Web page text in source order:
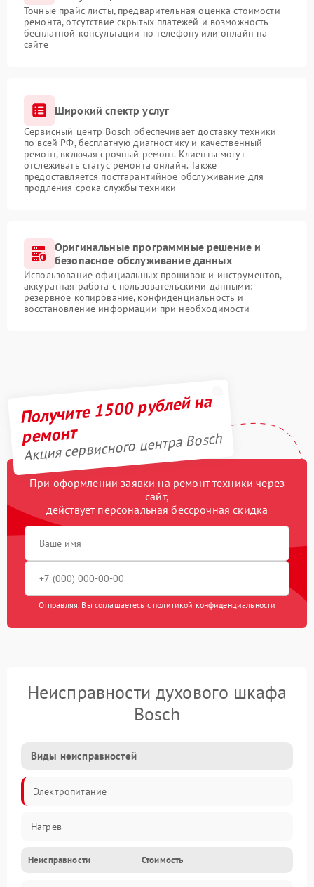
Точные прайс-листы, предварительная оценка стоимости
ремонта, отсутствие скрытых платежей и возможность
бесплатной консультации по телефону или онлайн на
сайте
Широкий спектр услуг
Сервисный центр Bosch обеспечивает доставку техники
по всей РФ, бесплатную диагностику и качественный
ремонт, включая срочный ремонт. Клиенты могут
отслеживать статус ремонта онлайн. Также
предоставляется постгарантийное обслуживание для
продления срока службы техники
Оригинальные программные решение и
безопасное обслуживание данных
Использование официальных прошивок и инструментов,
аккуратная работа с пользовательскими данными:
резервное копирование, конфиденциальность и
восстановление информации при необходимости
Получите 1500 рублей на
ремонт
Акция сервисного центра Bosch
При оформлении заявки на ремонт техники через
сайт,
действует персональная бессрочная скидка
Отправляя, Вы соглашаетесь с политикой конфиденциальности
Неисправности духового шкафа
Bosch
Виды неисправностей
Электропитание
Нагрев
Неисправности Стоимость